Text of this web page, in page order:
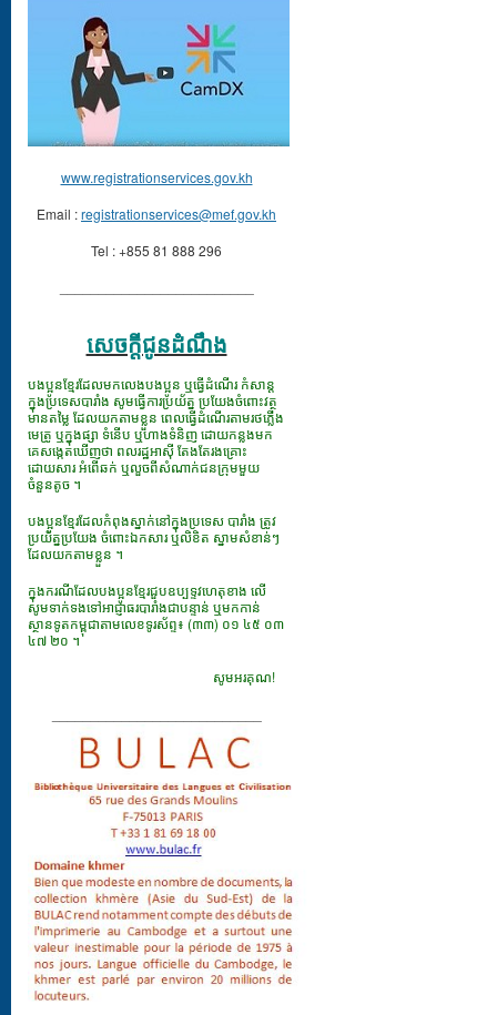
www.registrationservices.gov.kh
Email :registrationservices@mef.gov.kh
Tel : +855 81 888 296
សេចក្ដីជូនដំណឹង
បងប្អូនខ្មែរដែលមកលេងបងប្អូន ឬធ្វើដំណើរ កំសាន្ត
ក្នុងប្រទេសបារាំង សូមធ្វើការប្រយ័ត្ន ប្រយែងចំពោះវត្ថុ
មានតម្លៃ ដែលយកតាមខ្លួន ពេលធ្វើដំណើរតាមរថភ្លើង
មេត្រូ ឬក្នុងផ្សា ទំនើប ឬហាងទំនិញ ដោយកន្លងមក
គេសង្កេតឃើញថា ពលរដ្ឋអាស៊ី តែងតែរងគ្រោះ
ដោយសារ អំពើឆក់ ឬលួចពីសំណាក់ជនក្រុមមួយ
ចំនួនតូច ។
បងប្អូនខ្មែរដែលកំពុងស្នាក់នៅក្នុងប្រទេស បារាំង ត្រូវ
ប្រយ័ត្នប្រយែង ចំពោះឯកសារ​ ឬលិខិត ស្នាមសំខាន់ៗ
ដែលយកតាមខ្លួន ។
ក្នុងករណីដែលបងប្អូនខ្មែរជួបឧប្បទ្ទវហេតុខាង លើ
សូមទាក់ទងទៅអាជ្ញាធរបារាំងជាបន្ទាន់ ឬមកកាន់
ស្ថានទូតកម្ពុជាតាមលេខទូរស័ព្ទ៖ (៣៣) ០១ ៤៥ ០៣
៤៧ ២០ ។
សូមអរគុណ!